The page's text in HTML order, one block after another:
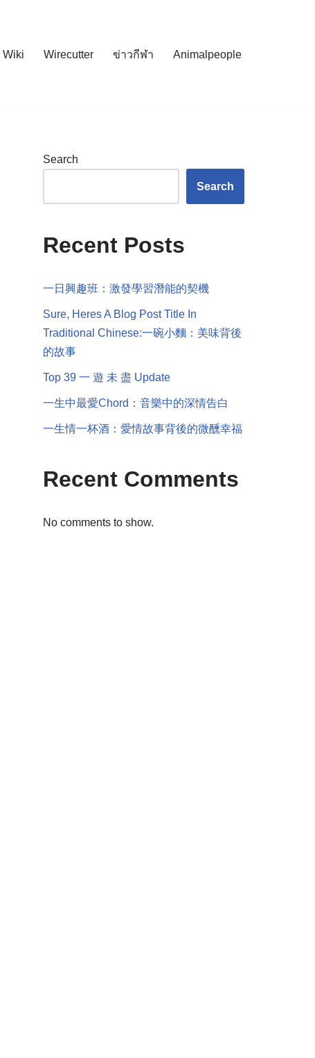
Wiki Wirecutter ข่าวกีฬา Animalpeople
Search
Search
Recent Posts
一日興趣班：激發學習潛能的契機
Sure, Heres A Blog Post Title In
Traditional Chinese:一碗小麵：美味背後
的故事
Top 39 一 遊 未 盡 Update
一生中最愛Chord：音樂中的深情告白
一生情一杯酒：愛情故事背後的微醺幸福
Recent Comments
No comments to show.